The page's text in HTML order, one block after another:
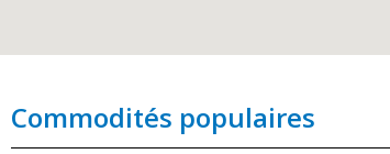
Commodités populaires